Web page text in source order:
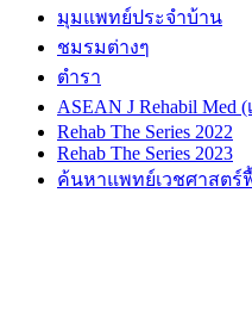
มุมแพทย์ประจำบ้าน
ชมรมต่างๆ
ตำรา
ASEAN J Rehabil
Rehab The Series 2022
Rehab The Series 2023
ค้นหาแพทย์เวชศาสตร์